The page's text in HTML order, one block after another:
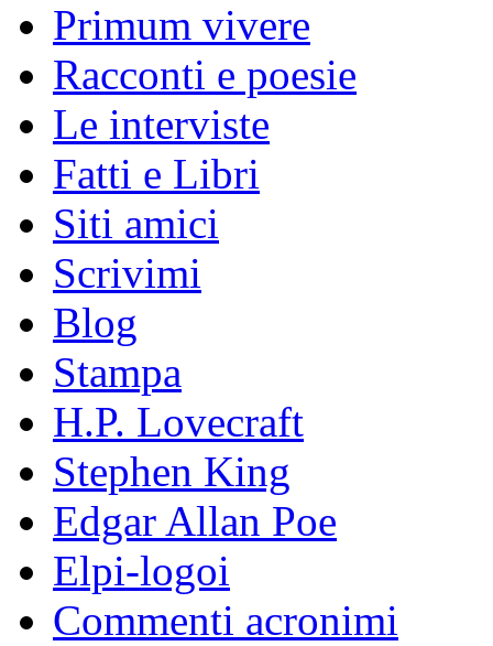
Primum vivere
Racconti e poesie
Le interviste
Fatti e Libri
Siti amici
Scrivimi
Blog
Stampa
H.P. Lovecraft
Stephen King
Edgar Allan Poe
Elpi-logoi
Commenti acronimi